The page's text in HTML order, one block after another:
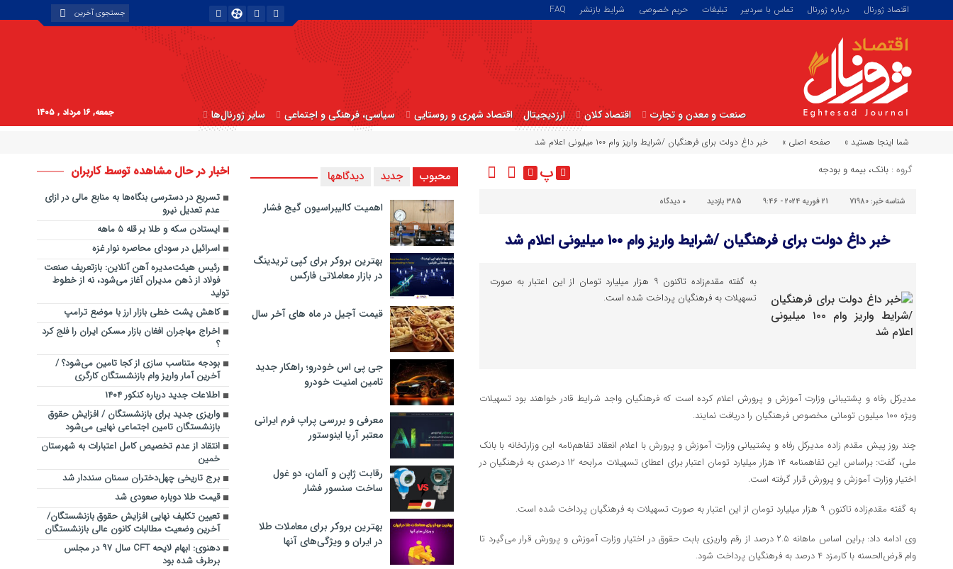
اقتصاد ژورنال درباره ژورنال تماس با سردبیر تبلیغات حریم خصوصی شرایط بازنشر FAQ
صنعت و معدن و تجارت اقتصاد کلان ارزدیجیتال اقتصاد شهری و روستایی سیاسی، فرهنگی و اجتماعی سایر ژورنال‌ها جمعه, ۱۶ مرداد , ۱۴۰۵
شما اینجا هستید » صفحه اصلی » خبر داغ دولت برای فرهنگیان /شرایط واریز وام ۱۰۰ میلیونی اعلام شد
گروه : بانک، بیمه و بودجه پ
شناسه خبر: 71980 21 فوریه 2024 - 9:46 385 بازدید ۰ دیدگاه
خبر داغ دولت برای فرهنگیان /شرایط واریز وام ۱۰۰ میلیونی اعلام شد
به گفته مقدم‌زاده تاکنون ۹ هزار میلیارد تومان از این اعتبار به صورت
تسهیلات به فرهنگیان پرداخت شده است.
مدیرکل رفاه و پشتیبانی وزارت آموزش و پرورش اعلام کرده است که فرهنگیان واجد شرایط قادر خواهند بود تسهیلات
ویژه ۱۰۰ میلیون تومانی مخصوص فرهنگیان را دریافت نمایند.
چند روز پیش مقدم زاده مدیرکل رفاه و پشتیبانی وزارت آموزش و پرورش با اعلام انعقاد تفاهم‌نامه این وزارتخانه با بانک
ملی، گفت: براساس این تفاهمنامه ۱۴ هزار میلیارد تومان اعتبار برای اعطای تسهیلات مرابحه ۱۲ درصدی به فرهنگیان در
اختیار وزارت آموزش و پرورش قرار گرفته است.
به گفته مقدم‌زاده تاکنون ۹ هزار میلیارد تومان از این اعتبار به صورت تسهیلات به فرهنگیان پرداخت شده است.
وی ادامه داد: براین اساس ماهانه ۲.۵ درصد از رقم واریزی بابت حقوق در اختیار وزارت آموزش و پرورش قرار می‌گیرد تا
وام قرض‌الحسنه با کارمزد ۴ درصد به فرهنگیان پرداخت شود.
محبوب جدید دیدگاهها
اهمیت کالیبراسیون گیج فشار
بهترین بروکر برای کپی‌ تریدینگ
در بازار معاملاتی فارکس
قیمت آجیل در ماه های آخر سال
جی پی اس خودرو؛ راهکار جدید
تامین امنیت خودرو
معرفی و بررسی پراپ فرم ایرانی
معتبر آریا اینوستور
رقابت ژاپن و آلمان، دو غول
ساخت سنسور فشار
بهترین بروکر برای معاملات طلا
در ایران و ویژگی‌های آنها
اخبار در حال مشاهده توسط کاربران
تسریع در دسترسی بنگاه‌ها به منابع مالی در ازای
عدم تعدیل نیرو
ایستادن سکه و طلا بر قله ۵ ماهه
اسرائیل در سودای محاصره نوار غزه
رئیس هیئت‌مدیره آهن ‌آنلاین: بازتعریف صنعت
فولاد از ذهن مدیران آغاز می‌شود، نه از خطوط
تولید
کاهش پشت خطی بازار ارز با موضع ترامپ
اخراج مهاجران افغان بازار مسکن ایران را فلج کرد
؟
بودجه متناسب سازی از کجا تامین می‌شود؟ /
آخرین آمار واریز وام بازنشستگان کارگری
اطلاعات جدید درباره کنکور ۱۴۰۴
واریزی جدید برای بازنشستگان / افزایش حقوق
بازنشستگان تامین اجتماعی نهایی می‌شود
انتقاد از عدم تخصیص کامل اعتبارات به شهرستان
خمین
برج تاریخی چهل‌دختران سمنان سنددار شد
قیمت طلا دوباره صعودی شد
تعیین تکلیف نهایی افزایش حقوق بازنشستگان/
آخرین وضعیت مطالبات کانون عالی بازنشستگان
دهنوی: ابهام لایحه CFT سال ۹۷ در مجلس
برطرف شده بود